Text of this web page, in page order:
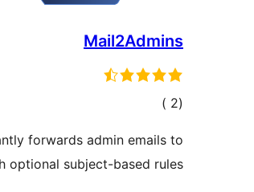
Mail2Admins
(2
إجمالي)
forwards admin emails to
optional subject-based rules.